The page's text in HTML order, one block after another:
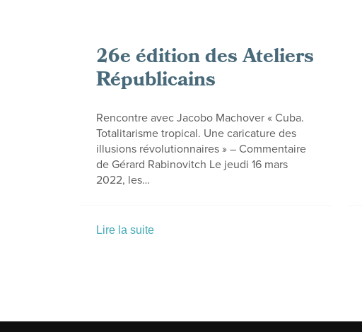
26e édition des Ateliers
Républicains
Rencontre avec Jacobo Machover « Cuba.
Totalitarisme tropical. Une caricature des
illusions révolutionnaires » – Commentaire
de Gérard Rabinovitch Le jeudi 16 mars
2022, les…
Lire la suite